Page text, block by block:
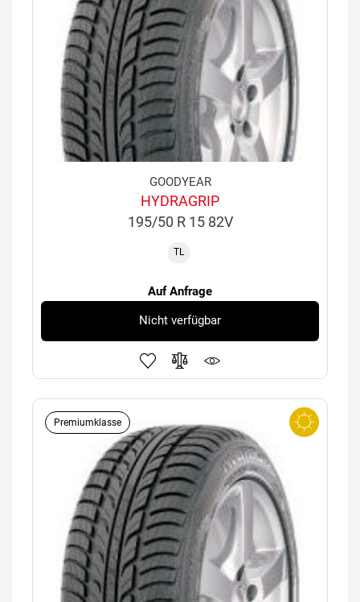
GOODYEAR
HYDRAGRIP
195/50 R 15 82V
TL
Auf Anfrage
Nicht verfügbar
Premiumklasse